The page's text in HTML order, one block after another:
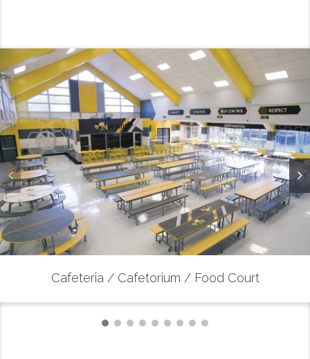
Cafeteria / Cafetorium / Food Court